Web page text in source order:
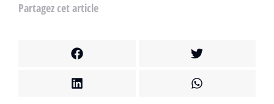
Partagez cet article